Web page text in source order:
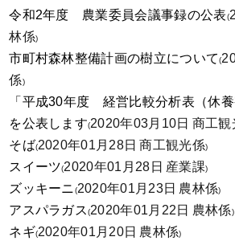
令和2年度 農業委員会議事録の公表(
林係)
市町村森林整備計画の樹立について(
係)
「平成30年度 経営比較分析表（休養
を公表します(2020年03月10日 商工観
そば(2020年01月28日 商工観光係)
スイーツ(2020年01月28日 産業課)
ズッキーニ(2020年01月23日 農林係)
アスパラガス(2020年01月22日 農林係)
ネギ(2020年01月20日 農林係)